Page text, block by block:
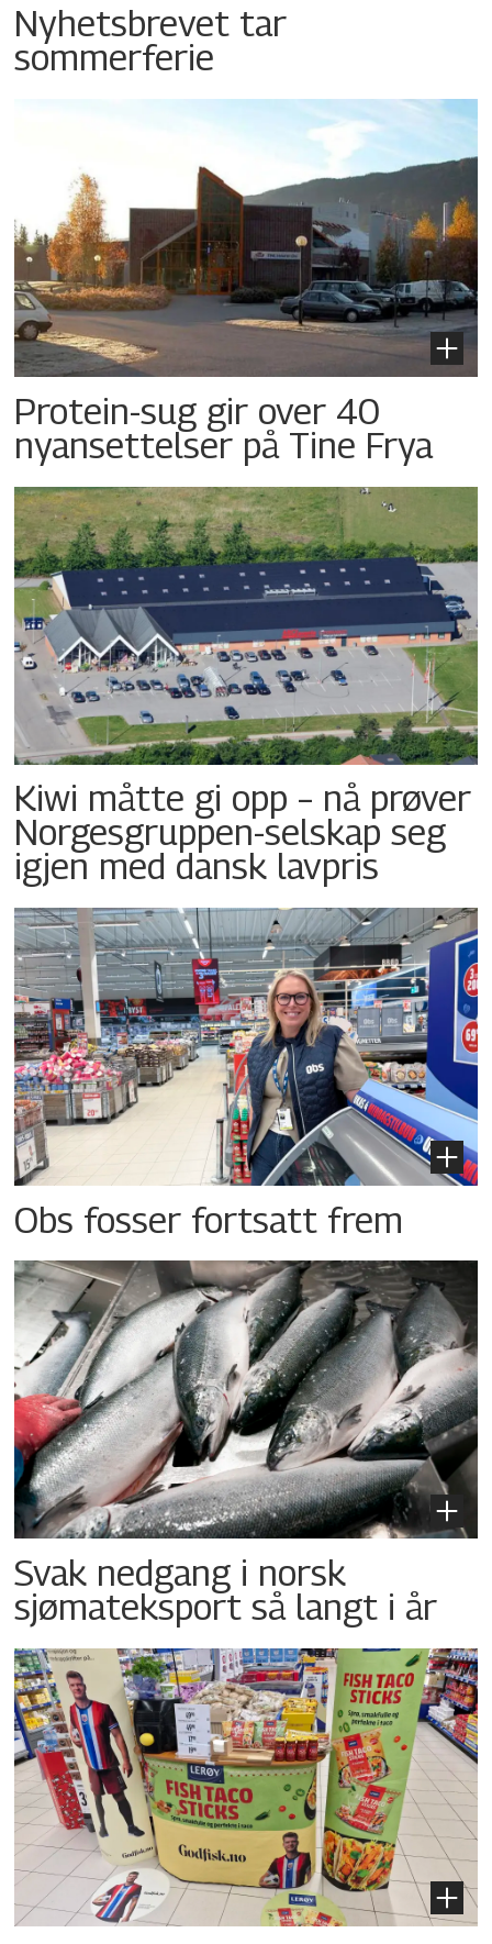
Nyhetsbrevet tar
sommerferie
Protein-sug gir over 40
nyansettelser på Tine Frya
Kiwi måtte gi opp – nå prøver
Norgesgruppen-selskap seg
igjen med dansk lavpris
Obs fosser fortsatt frem
Svak nedgang i norsk
sjømateksport så langt i år